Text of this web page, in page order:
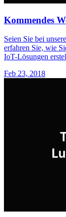
Kommendes
Seien Sie bei
erfahren Sie, wie
IoT-Lösungen
Feb 23, 2018